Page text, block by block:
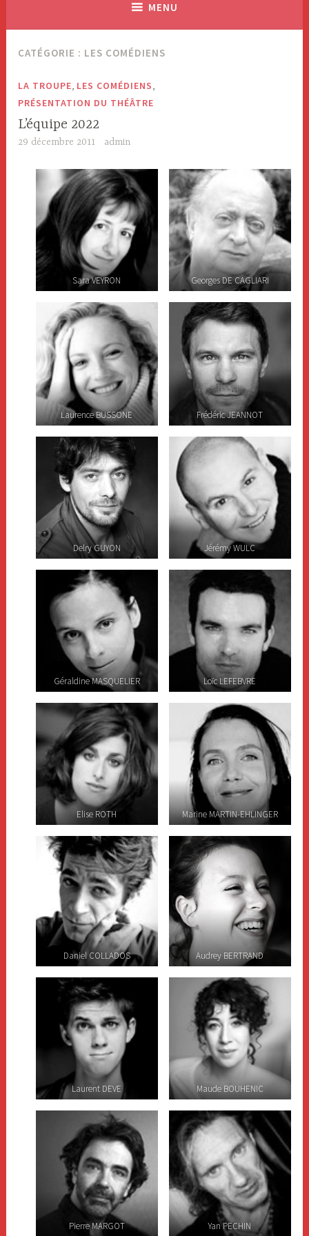
MENU
CATÉGORIE : LES COMÉDIENS
LA TROUPE LES COMÉDIENS
PRÉSENTATION DU THÉÂTRE
L’équipe 2022
29 décembre 2011 admin
Sara VEYRON Georges DE CAGLIARI
Laurence BUSSONE Frédéric JEANNOT
Delry GUYON Jérémy WULC
Géraldine MASQUELIER Loïc LEFEBVRE
Elise ROTH Marine MARTIN-EHLINGER
Daniel COLLADOS Audrey BERTRAND
Laurent DEVE Maude BOUHENIC
Pierre MARGOT Yan PECHIN